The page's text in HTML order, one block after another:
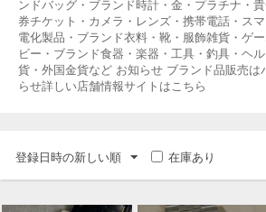
ンドバッグ・ブランド時計・金・プラチナ・
券チケット・カメラ・レンズ・携帯電話・ス
電化製品・ブランド衣料・靴・服飾雑貨・ゲ
ビー・ブランド食器・楽器・工具・釣具・ヘ
貨・外国金貨など お知らせ ブランド品販売は
らせ詳しい店舗情報サイトはこちら
登録日時の新しい順 在庫あり